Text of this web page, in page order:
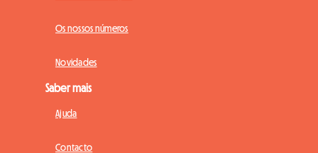
Os nossos números
Novidades
Saber mais
Ajuda
Contacto